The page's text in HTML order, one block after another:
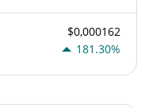
$0,000162
181.30%